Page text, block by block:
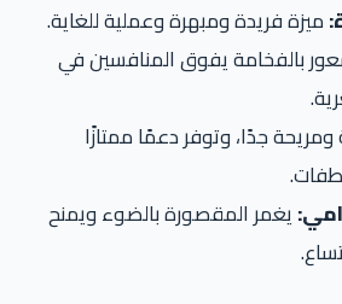
ميزة فريدة ومبهرة وعملية للغاية.
بالفخامة يفوق المنافسين في
ومريحة جدًا، وتوفر دعمًا ممتازًا
يغمر المقصورة بالضوء ويمنح